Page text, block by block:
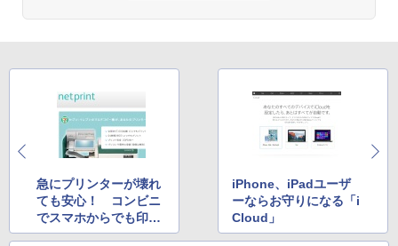
急にプリンターが壊れ
ても安心！ コンビニ
でスマホからでも印刷
できる「netprint」
iPhone、iPadユーザ
ーならお守りになる「i
Cloud」